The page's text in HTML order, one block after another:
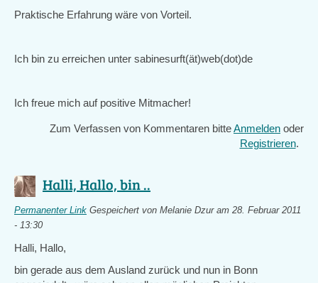
Praktische Erfahrung wäre von Vorteil.
Ich bin zu erreichen unter sabinesurft(ät)web(dot)de
Ich freue mich auf positive Mitmacher!
Zum Verfassen von Kommentaren bitteAnmelden oder
Registrieren.
Halli, Hallo, bin ..
Permanenter Link Gespeichert von Melanie Dzuram 28. Februar 2011
- 13:30
Halli, Hallo,
bin gerade aus dem Ausland zurück und nun in Bonn